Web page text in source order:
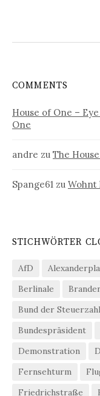
COMMENTS
House of One –
One
andre zu The
Spange61 zu Wohnt
STICHWÖRTER
AfD
Berlinale
Bund der
Bundespräsident
Demonstration
Fernsehturm
Friedrichstraße